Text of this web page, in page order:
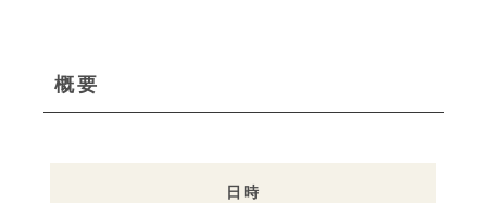
概要
日時